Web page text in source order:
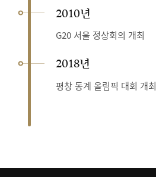
2010년
G20 서울 정상회의 개최
2018년
평창 동계 올림픽 대회 개최